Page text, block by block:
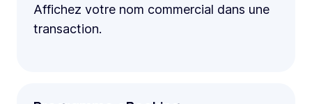
Affichez votre nom commercial dans une
transaction.